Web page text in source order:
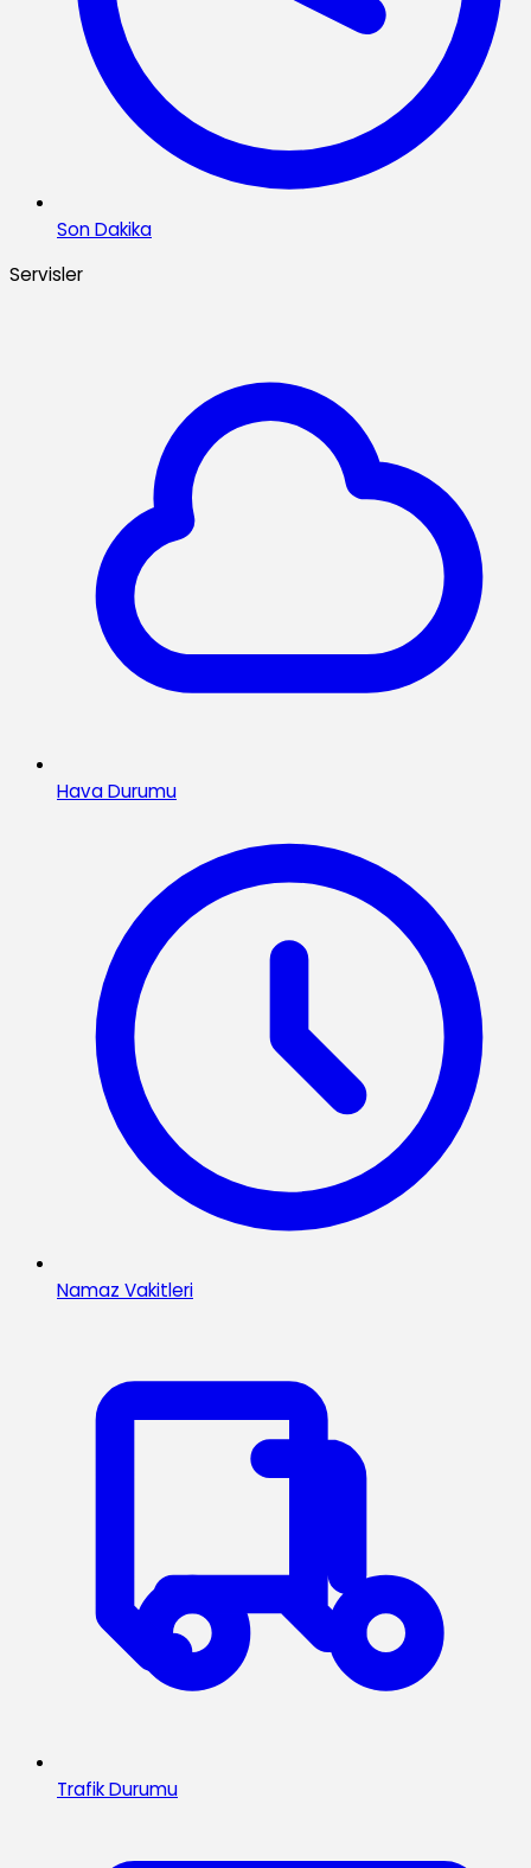
Son Dakika
Servisler
Hava Durumu
Namaz Vakitleri
Trafik Durumu